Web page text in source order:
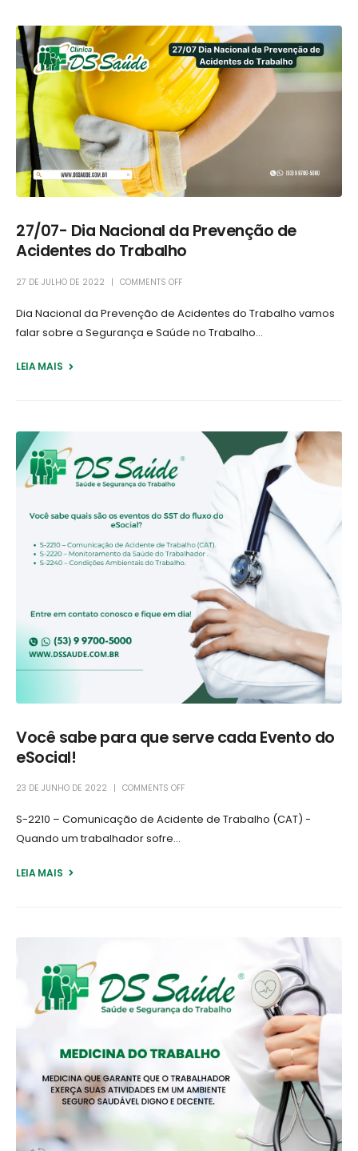
27/07- Dia Nacional da Prevenção de
Acidentes do Trabalho
27 DE JULHO DE 2022 COMMENTS OFF
Dia Nacional da Prevenção de Acidentes do Trabalho vamos
falar sobre a Segurança e Saúde no Trabalho...
LEIA MAIS +
Você sabe para que serve cada Evento do
eSocial!
23 DE JUNHO DE 2022 COMMENTS OFF
S-2210 – Comunicação de Acidente de Trabalho (CAT) -
Quando um trabalhador sofre...
LEIA MAIS +